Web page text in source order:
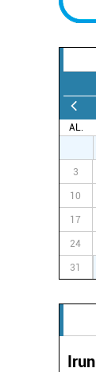
AL.
3
10
17
24
31
Irun